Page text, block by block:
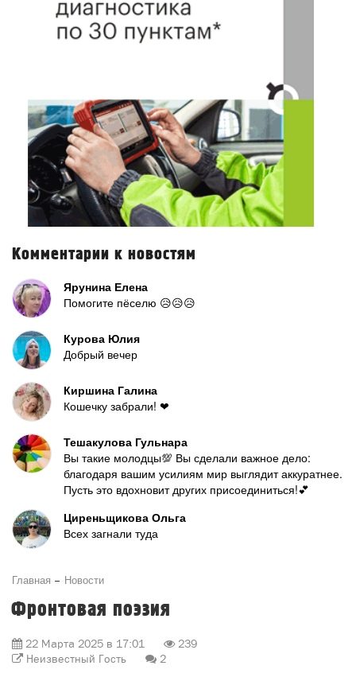
Комментарии к новостям
Ярунина Елена
Помогите пёселю 😥😥😥
Курова Юлия
Добрый вечер
Киршина Галина
Кошечку забрали! ❤
Тешакулова Гульнара
Вы такие молодцы💯 Вы сделали важное дело:
благодаря вашим усилиям мир выглядит аккуратнее.
Пусть это вдохновит других присоединиться!💕
Циреньщикова Ольга
Всех загнали туда
Главная Новости
Фронтовая поэзия
22 Марта 2025 в 17:01
239
Неизвестный Гость
2